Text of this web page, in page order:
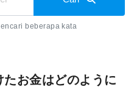
beberapa kata
お金はどのように